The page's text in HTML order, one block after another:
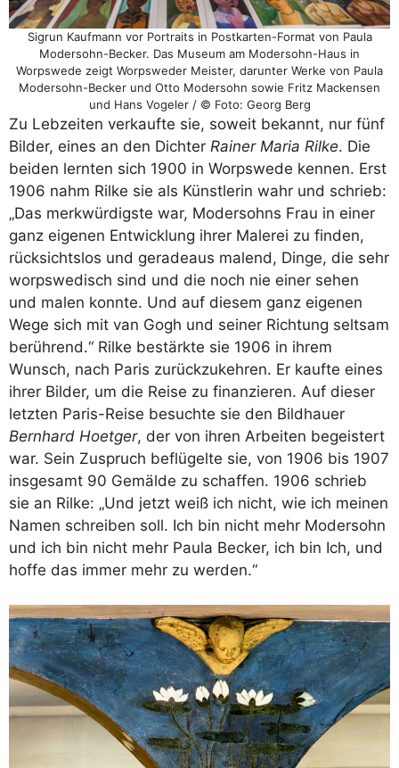
Sigrun Kaufmann vor Portraits in Postkarten-Format von Paula
Modersohn-Becker. Das Museum am Modersohn-Haus in
Worpswede zeigt Worpsweder Meister, darunter Werke von Paula
Modersohn-Becker und Otto Modersohn sowie Fritz Mackensen
und Hans Vogeler / © Foto: Georg Berg
Zu Lebzeiten verkaufte sie, soweit bekannt, nur fünf
Bilder, eines an den Dichter Rainer Maria Rilke. Die
beiden lernten sich 1900 in Worpswede kennen. Erst
1906 nahm Rilke sie als Künstlerin wahr und schrieb:
„Das merkwürdigste war, Modersohns Frau in einer
ganz eigenen Entwicklung ihrer Malerei zu finden,
rücksichtslos und geradeaus malend, Dinge, die sehr
worpswedisch sind und die noch nie einer sehen
und malen konnte. Und auf diesem ganz eigenen
Wege sich mit van Gogh und seiner Richtung seltsam
berührend.“ Rilke bestärkte sie 1906 in ihrem
Wunsch, nach Paris zurückzukehren. Er kaufte eines
ihrer Bilder, um die Reise zu finanzieren. Auf dieser
letzten Paris-Reise besuchte sie den Bildhauer
Bernhard Hoetger, der von ihren Arbeiten begeistert
war. Sein Zuspruch beflügelte sie, von 1906 bis 1907
insgesamt 90 Gemälde zu schaffen. 1906 schrieb
sie an Rilke: „Und jetzt weiß ich nicht, wie ich meinen
Namen schreiben soll. Ich bin nicht mehr Modersohn
und ich bin nicht mehr Paula Becker, ich bin Ich, und
hoffe das immer mehr zu werden.“